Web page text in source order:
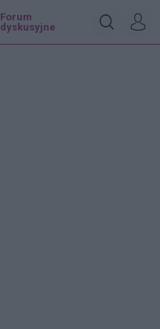
Forum
dyskusyjne